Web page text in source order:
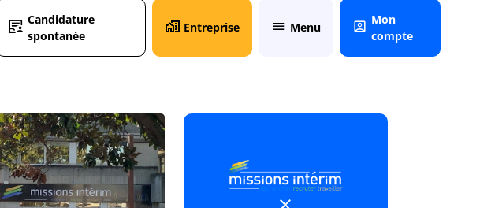
Candidature
spontanée
Entreprise Menu
Mon
compte